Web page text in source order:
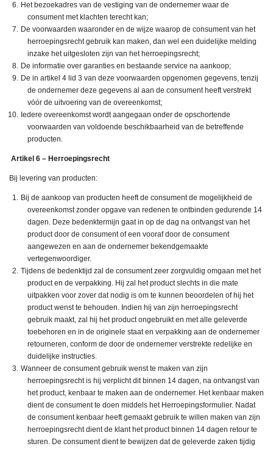
Het bezoekadres van de vestiging van de ondernemer waar de
consument met klachten terecht kan;
De voorwaarden waaronder en de wijze waarop de consument van het
herroepingsrecht gebruik kan maken, dan wel een duidelijke melding
inzake het uitgesloten zijn van het herroepingsrecht;
De informatie over garanties en bestaande service na aankoop;
De in artikel 4 lid 3 van deze voorwaarden opgenomen gegevens, tenzij
de ondernemer deze gegevens al aan de consument heeft verstrekt
vóór de uitvoering van de overeenkomst;
Iedere overeenkomst wordt aangegaan onder de opschortende
voorwaarden van voldoende beschikbaarheid van de betreffende
producten.
Artikel 6 – Herroepingsrecht
Bij levering van producten:
Bij de aankoop van producten heeft de consument de mogelijkheid de
overeenkomst zonder opgave van redenen te ontbinden gedurende 14
dagen. Deze bedenktermijn gaat in op de dag na ontvangst van het
product door de consument of een vooraf door de consument
aangewezen en aan de ondernemer bekendgemaakte
vertegenwoordiger.
Tijdens de bedenktijd zal de consument zeer zorgvuldig omgaan met het
product en de verpakking. Hij zal het product slechts in die mate
uitpakken voor zover dat nodig is om te kunnen beoordelen of hij het
product wenst te behouden. Indien hij van zijn herroepingsrecht
gebruik maakt, zal hij het product ongebruikt en met alle geleverde
toebehoren en in de originele staat en verpakking aan de ondernemer
retourneren, conform de door de ondernemer verstrekte redelijke en
duidelijke instructies.
Wanneer de consument gebruik wenst te maken van zijn
herroepingsrecht is hij verplicht dit binnen 14 dagen, na ontvangst van
het product, kenbaar te maken aan de ondernemer. Het kenbaar maken
dient de consument te doen middels het Herroepingsformulier. Nadat
de consument kenbaar heeft gemaakt gebruik te willen maken van zijn
herroepingsrecht dient de klant het product binnen 14 dagen retour te
sturen. De consument dient te bewijzen dat de geleverde zaken tijdig